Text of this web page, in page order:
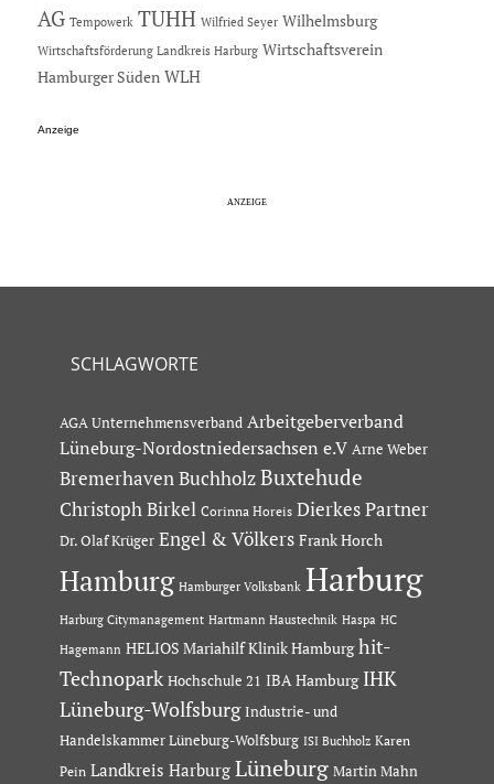
AG Tempowerk TUHH Wilfried Seyer Wilhelmsburg
Wirtschaftsförderung Landkreis Harburg Wirtschaftsverein
Hamburger Süden WLH
Anzeige
SCHLAGWORTE
AGA Unternehmensverband Arbeitgeberverband
Lüneburg-Nordostniedersachsen e.V Arne Weber
Bremerhaven Buchholz Buxtehude
Christoph Birkel Corinna Horeis Dierkes Partner
Dr. Olaf Krüger Engel & Völkers Frank Horch
Hamburg Hamburger Volksbank Harburg
Harburg Citymanagement Hartmann Haustechnik Haspa HC
Hagemann HELIOS Mariahilf Klinik Hamburg hit-
Technopark Hochschule 21 IBA Hamburg IHK
Lüneburg-Wolfsburg Industrie- und
Handelskammer Lüneburg-Wolfsburg ISI Buchholz Karen
Pein Landkreis Harburg Lüneburg Martin Mahn